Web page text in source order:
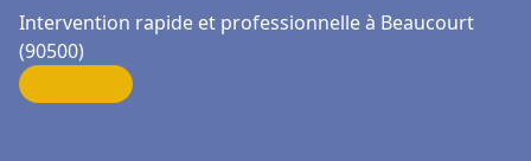
Intervention rapide et professionnelle à Beaucourt
(90500)